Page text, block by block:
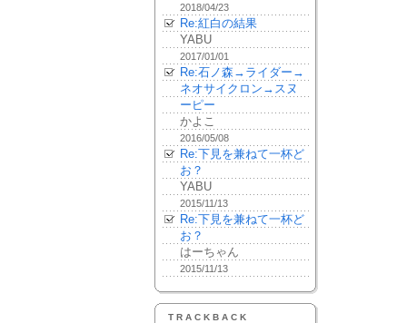
2018/04/23
Re:紅白の結果
YABU
2017/01/01
Re:石ノ森→ライダー→
ネオサイクロン→スヌ
ーピー
かよこ
2016/05/08
Re:下見を兼ねて一杯ど
お？
YABU
2015/11/13
Re:下見を兼ねて一杯ど
お？
はーちゃん
2015/11/13
TRACKBACK